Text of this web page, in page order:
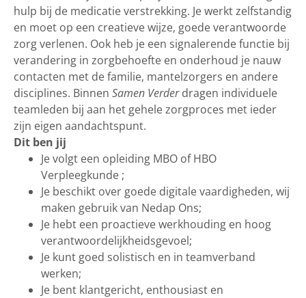
hulp bij de medicatie verstrekking. Je werkt zelfstandig
en moet op een creatieve wijze, goede verantwoorde
zorg verlenen. Ook heb je een signalerende functie bij
verandering in zorgbehoefte en onderhoud je nauw
contacten met de familie, mantelzorgers en andere
disciplines. Binnen Samen Verderdragen individuele
teamleden bij aan het gehele zorgproces met ieder
zijn eigen aandachtspunt.
Dit ben jij
Je volgt een opleiding MBO of HBO
Verpleegkunde ;
Je beschikt over goede digitale vaardigheden, wij
maken gebruik van Nedap Ons;
Je hebt een proactieve werkhouding en hoog
verantwoordelijkheidsgevoel;
Je kunt goed solistisch en in teamverband
werken;
Je bent klantgericht, enthousiast en